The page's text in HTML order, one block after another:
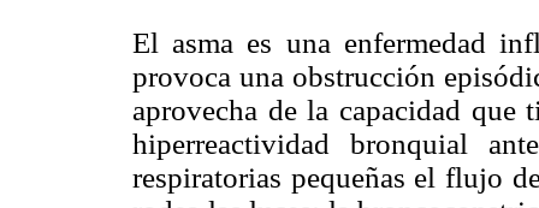
El asma es una enfermedad
provoca una obstrucción
aprovecha de la capacidad que
hiperreactividad bronquial
respiratorias pequeñas el flujo